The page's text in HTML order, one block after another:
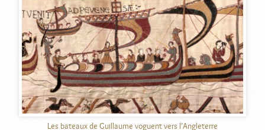
Les bateaux de Guillaume voguent vers l’Angleterre